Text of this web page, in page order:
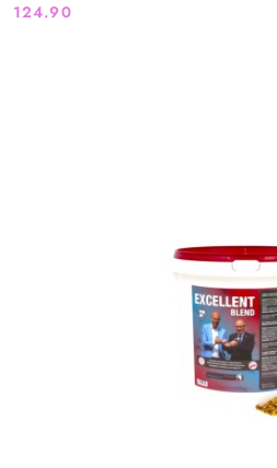
Cena:
124.90